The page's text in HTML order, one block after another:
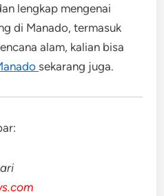
lengkap mengenai
di Manado, termasuk
alam, kalian bisa
sekarang juga.